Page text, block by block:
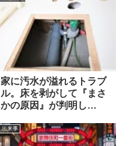
家に汚水が溢れるトラブ
ル。床を剥がして『まさ
かの原因』が判明し
出来事